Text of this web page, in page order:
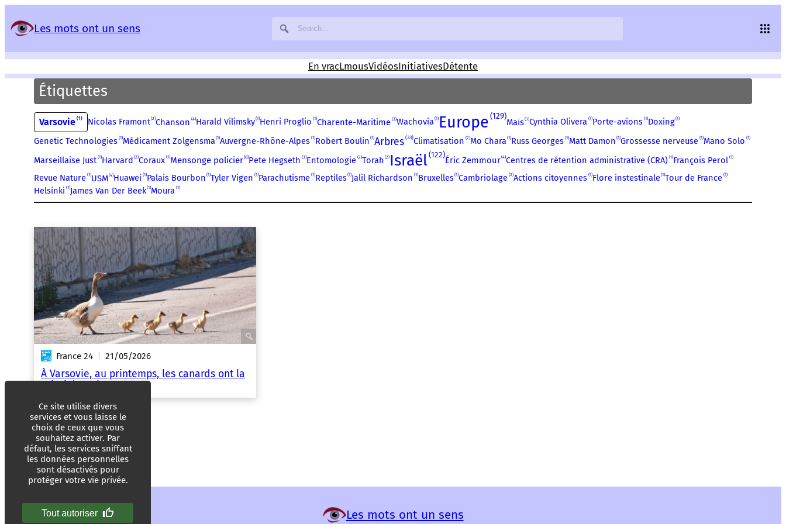
Les mots ont un sens
En vracLmousVidéosInitiativesDétente
Étiquettes
Varsovie 1 Nicolas Framont 2 Chanson 4 Harald Vilimsky 1 Henri Proglio 1 Charente-Maritime 3 Wachovia 1 Europe 129
Maïs 3 Cynthia Olivera 1 Porte-avions 1 Doxing 1
Genetic Technologies 1 Médicament Zolgensma 1 Auvergne-Rhône-Alpes 1 Robert Boulin 1 Arbres 33 Climatisation 2 Mo Chara 1 Russ Georges 1 Matt Damon 1 Grossesse nerveuse 1 Mano Solo 1
Marseillaise Just 1 Harvard 2 Coraux 1 Mensonge policier 8 Pete Hegseth 3 Entomologie 2 Torah 2 Israël 122
Éric Zemmour 4 Centres de rétention administrative (CRA) 1 François Perol 1
Revue Nature 1 USM 4 Huawei 1 Palais Bourbon 1 Tyler Vigen 1 Parachutisme 1 Reptiles 1 Jalil Richardson 1 Bruxelles 1 Cambriolage 2 Actions citoyennes 1 Flore instestinale 1 Tour de France 1
Helsinki 1 James Van Der Beek 1 Moura 1
France 24 21/05/2026
À Varsovie, au printemps, les canards ont la
priorité sur la route
Les mots ont un sens
Panneau de gestion des services
Ce site utilise divers
services et vous laisse le
choix de ceux que vous
souhaitez activer. Par
défaut, les services sniffant
les données personnelles
sont désactivés pour
protéger votre vie privée.
Tout autoriser